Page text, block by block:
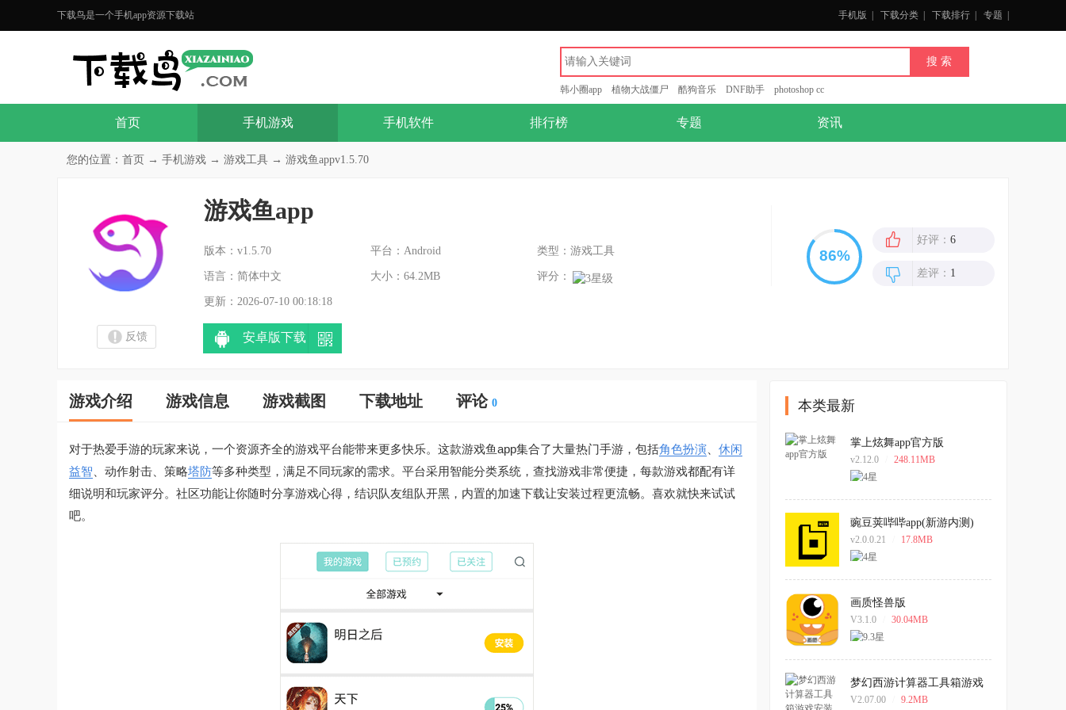
下载鸟是一个手机app资源下载站 手机版 下载分类 下载排行 专题
韩小圈app 植物大战僵尸 酷狗音乐 DNF助手 photoshop cc
首页 手机游戏 手机软件 排行榜 专题 资讯
您的位置： 首页 → 手机游戏 → 游戏工具 → 游戏鱼appv1.5.70
游戏鱼app
版本：v1.5.70 平台：Android 类型：游戏工具
语言：简体中文 大小：64.2MB 评分：
更新：2026-07-10 00:18:18
反馈 安卓版下载
好评： 6
差评： 1
游戏介绍 游戏信息 游戏截图 下载地址 评论 0
对于热爱手游的玩家来说，一个资源齐全的游戏平台能带来更多快乐。这款游戏鱼app集合了大量热门手游，包括角色扮演
休闲
益智 、动作射击、策略塔防等多种类型，满足不同玩家的需求。平台采用智能分类系统，查找游戏非常便捷，每款游戏都配有详
细说明和玩家评分。社区功能让你随时分享游戏心得，结识队友组队开黑，内置的加速下载让安装过程更流畅。喜欢就快来试试
吧。
本类最新
掌上炫舞app官方版
v2.12.0 248.11MB
豌豆荚哔哔app(新游内测)
v2.0.0.21 17.8MB
画质怪兽版
V3.1.0 30.04MB
梦幻西游计算器工具箱游戏
安装包
V2.07.00 9.2MB